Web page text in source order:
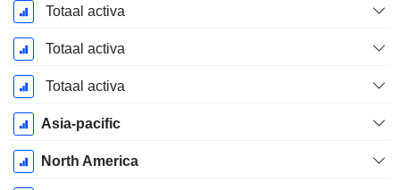
December
Totaal activa
Totaal activa
Totaal activa
Asia-pacific
North America